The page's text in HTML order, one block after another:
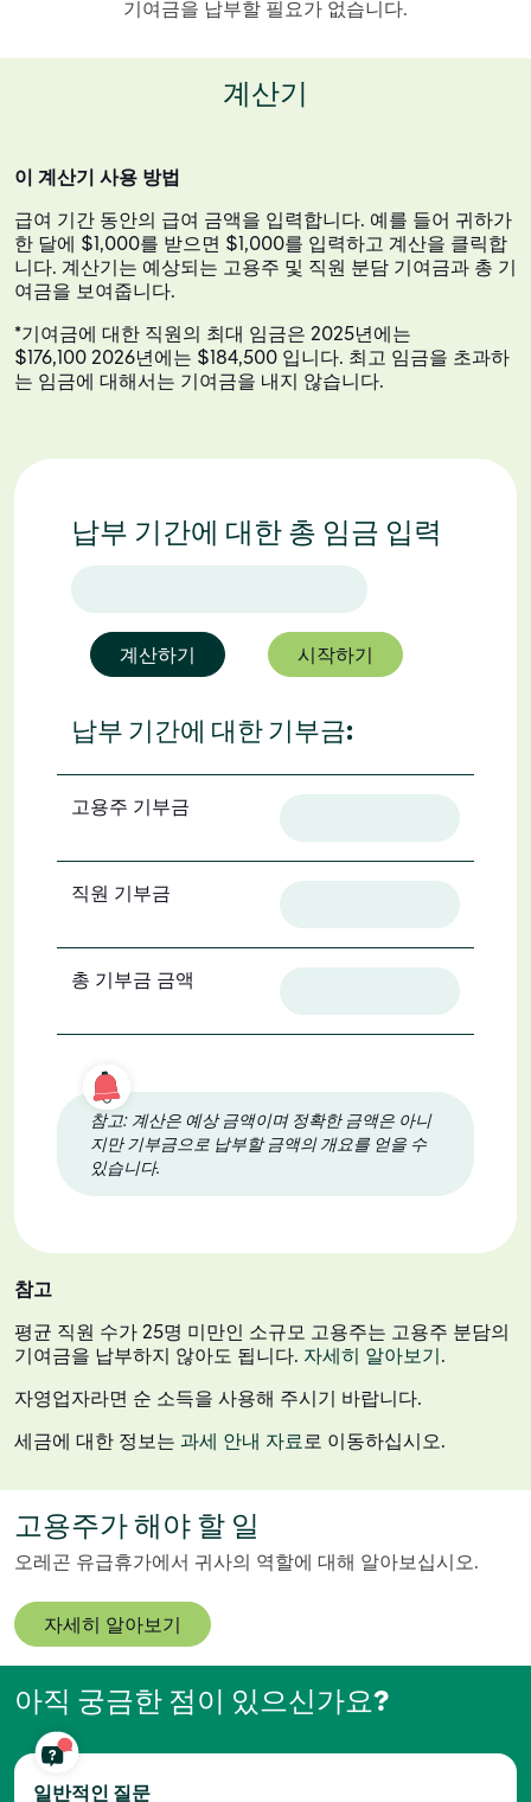
기여금을 납부할 필요가 없습니다.
계산기
이 계산기 사용 방법
급여 기간 동안의 급여 금액을 입력합니다. 예를 들어 귀하가
한 달에 $1,000를 받으면 $1,000를 입력하고 계산을 클릭합
니다. 계산기는 예상되는 고용주 및 직원 분담 기여금과 총 기
여금을 보여줍니다.
*기여금에 대한 직원의 최대 임금은 2025년에는
$176,100 2026년에는 $184,500 입니다. 최고 임금을 초과하
는 임금에 대해서는 기여금을 내지 않습니다.
납부 기간에 대한 총 임금 입력
계산하기 시작하기
납부 기간에 대한 기부금:
고용주 기부금
직원 기부금
총 기부금 금액
참고: 계산은 예상 금액이며 정확한 금액은 아니
지만 기부금으로 납부할 금액의 개요를 얻을 수
있습니다.
참고
평균 직원 수가 25명 미만인 소규모 고용주는 고용주 분담의
기여금을 납부하지 않아도 됩니다. 자세히 알아보기.
자영업자라면 순 소득을 사용해 주시기 바랍니다.
세금에 대한 정보는 과세 안내 자료로 이동하십시오.
고용주가 해야 할 일
오레곤 유급휴가에서 귀사의 역할에 대해 알아보십시오.
자세히 알아보기
아직 궁금한 점이 있으신가요?
일반적인 질문